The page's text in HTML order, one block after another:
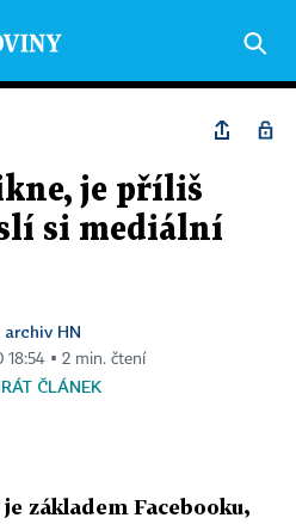
je příliš
si mediální
archiv HN
18:54 ▪ 2 min. čtení
ČLÁNEK
základem Facebooku,